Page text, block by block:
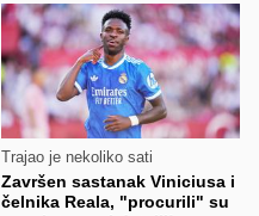
Trajao je nekoliko sati
Završen sastanak Viniciusa i
čelnika Reala, "procurili" su